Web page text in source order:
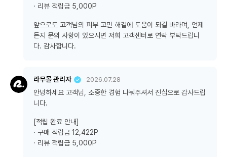
· 리뷰 적립금 5,000P
앞으로도 고객님의 피부 고민 해결에 도움이 되길 바라며, 언제
든지 문의 사항이 있으시면 저희 고객센터로 연락 부탁드립니
다. 감사합니다.
라무몰 관리자 2026.07.28
안녕하세요 고객님, 소중한 경험 나눠주셔서 진심으로 감사드립
니다.
[적립 완료 안내]
· 구매 적립금 12,422P
· 리뷰 적립금 5,000P